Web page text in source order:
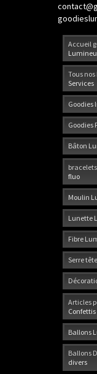
Accueil
Tous
Services
Goodies
Goodies
Bâton
fluo
Moulin
Lunette
Fibre
Serre
Articles
Ballons
Ballons
divers